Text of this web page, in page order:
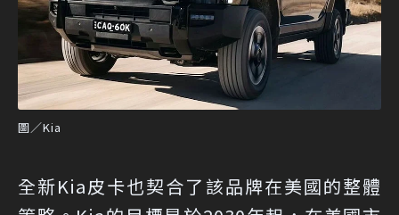
圖／Kia
全新Kia皮卡也契合了該品牌在美國的整體